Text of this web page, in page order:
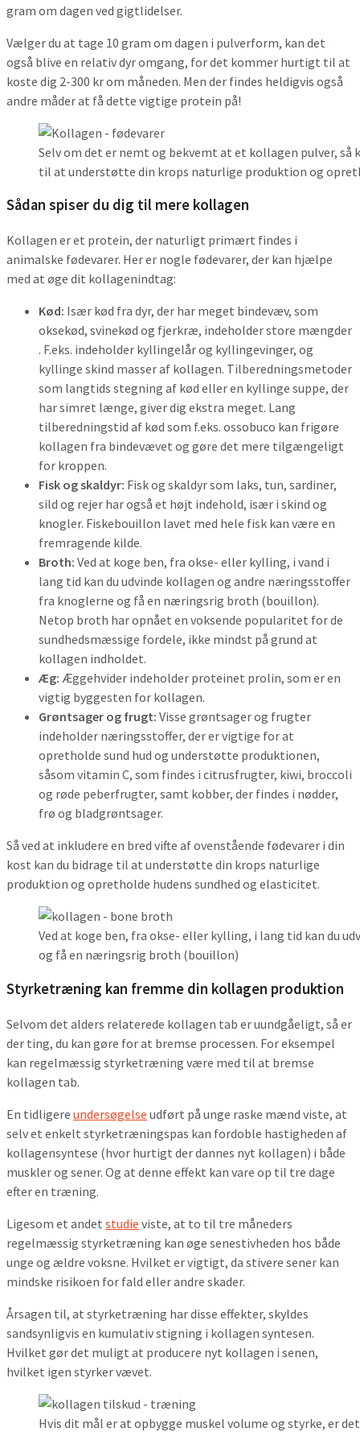
gram om dagen ved gigtlidelser.
Vælger du at tage 10 gram om dagen i pulverform, kan det
også blive en relativ dyr omgang, for det kommer hurtigt til at
koste dig 2-300 kr om måneden. Men der findes heldigvis også
andre måder at få dette vigtige protein på!
Selv om det er nemt og bekvemt at et kollagen pulver, så
til at understøtte din krops naturlige produktion og
Sådan spiser du dig til mere kollagen
Kollagen er et protein, der naturligt primært findes i
animalske fødevarer. Her er nogle fødevarer, der kan hjælpe
med at øge dit kollagenindtag:
Kød: Især kød fra dyr, der har meget bindevæv, som
oksekød, svinekød og fjerkræ, indeholder store mængder
. F.eks. indeholder kyllingelår og kyllingevinger, og
kyllinge skind masser af kollagen. Tilberedningsmetoder
som langtids stegning af kød eller en kyllinge suppe, der
har simret længe, giver dig ekstra meget. Lang
tilberedningstid af kød som f.eks. ossobuco kan frigøre
kollagen fra bindevævet og gøre det mere tilgængeligt
for kroppen.
Fisk og skaldyr: Fisk og skaldyr som laks, tun, sardiner,
sild og rejer har også et højt indehold, især i skind og
knogler. Fiskebouillon lavet med hele fisk kan være en
fremragende kilde.
Broth: Ved at koge ben, fra okse- eller kylling, i vand i
lang tid kan du udvinde kollagen og andre næringsstoffer
fra knoglerne og få en næringsrig broth (bouillon).
Netop broth har opnået en voksende popularitet for de
sundhedsmæssige fordele, ikke mindst på grund at
kollagen indholdet.
Æg: Æggehvider indeholder proteinet prolin, som er en
vigtig byggesten for kollagen.
Grøntsager og frugt: Visse grøntsager og frugter
indeholder næringsstoffer, der er vigtige for at
opretholde sund hud og understøtte produktionen,
såsom vitamin C, som findes i citrusfrugter, kiwi, broccoli
og røde peberfrugter, samt kobber, der findes i nødder,
frø og bladgrøntsager.
Så ved at inkludere en bred vifte af ovenstående fødevarer i din
kost kan du bidrage til at understøtte din krops naturlige
produktion og opretholde hudens sundhed og elasticitet.
Ved at koge ben, fra okse- eller kylling, i lang tid kan du
og få en næringsrig broth (bouillon)
Styrketræning kan fremme din kollagen produktion
Selvom det alders relaterede kollagen tab er uundgåeligt, så er
der ting, du kan gøre for at bremse processen. For eksempel
kan regelmæssig styrketræning være med til at bremse
kollagen tab.
En tidligere undersøgelse udført på unge raske mænd viste, at
selv et enkelt styrketræningspas kan fordoble hastigheden af ​​
kollagensyntese (hvor hurtigt der dannes nyt kollagen) i både
muskler og sener. Og at denne effekt kan vare op til tre dage
efter en træning.
Ligesom et andet studie viste, at to til tre måneders
regelmæssig styrketræning kan øge senestivheden hos både
unge og ældre voksne. Hvilket er vigtigt, da stivere sener kan
mindske risikoen for fald eller andre skader.
Årsagen til, at styrketræning har disse effekter, skyldes
sandsynligvis en kumulativ stigning i kollagen syntesen.
Hvilket gør det muligt at producere nyt kollagen i senen,
hvilket igen styrker vævet.
Hvis dit mål er at opbygge muskel volume og styrke, er